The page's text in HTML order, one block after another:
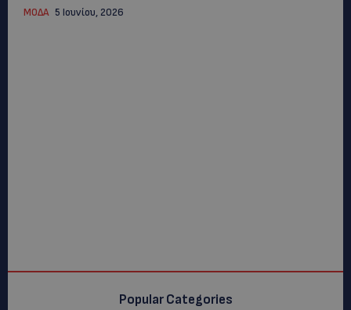
ΜΟΔΑ 5 Ιουνίου, 2026
Popular Categories